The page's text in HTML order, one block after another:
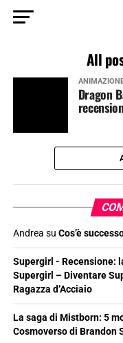
All
Dragon
Andrea su Cos’è
Supergirl - Recensione:
Supergirl – Diventare
Ragazza d’Acciaio
La saga di Mistborn: 5
Cosmoverso di Brandon